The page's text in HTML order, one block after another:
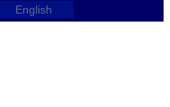
English